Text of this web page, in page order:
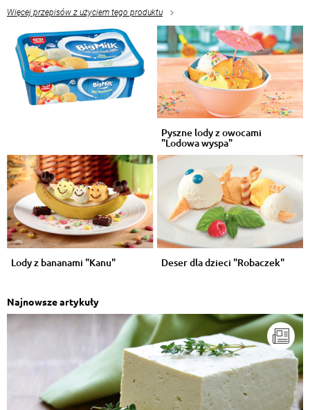
Więcej przepisów z użyciem tego produktu
Pyszne lody z owocami
"Lodowa wyspa"
Lody z bananami "Kanu" Deser dla dzieci "Robaczek"
Najnowsze artykuły